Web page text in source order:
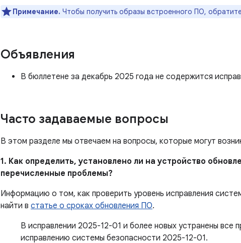
Примечание. Чтобы получить образы встроенного ПО,
Объявления
В бюллетене за декабрь 2025 года не содержится
Часто задаваемые вопросы
В этом разделе мы отвечаем на вопросы, которые могут
1. Как определить, установлено ли на устройство
перечисленные проблемы?
Информацию о том, как проверить уровень исправления
найти в статье о сроках обновления ПО.
В исправлении 2025-12-01 и более новых устранены все
исправлению системы безопасности 2025-12-01.